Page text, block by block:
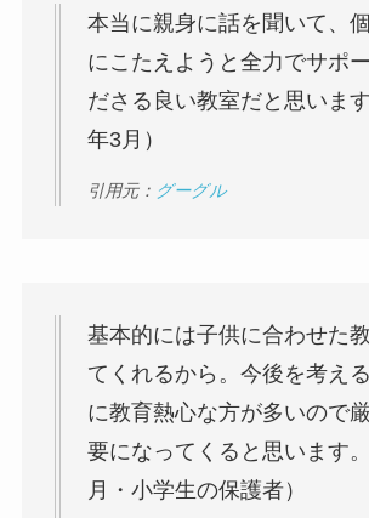
本当に親身に話を聞いて、
にこたえようと全力でサポ
ださる良い教室だと思いま
年3月）
引用元： グーグル
基本的には子供に合わせた
てくれるから。今後を考え
に教育熱心な方が多いので
要になってくると思います
月・小学生の保護者）